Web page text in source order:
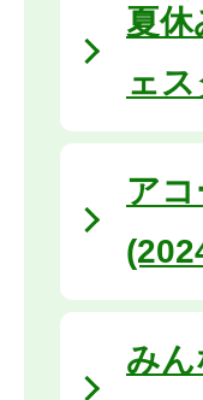
夏
ェス
ア
み